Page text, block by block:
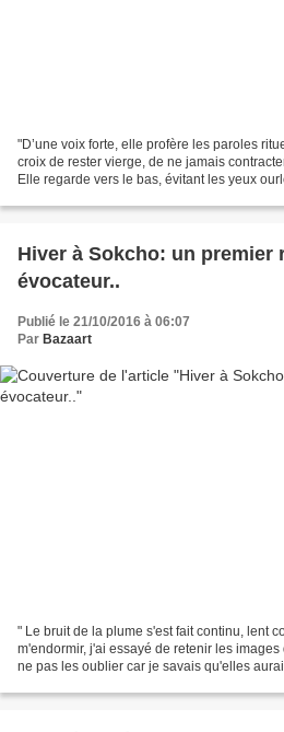
"D’une voix forte, elle profère les paroles
croix de rester vierge, de ne jamais
Elle regarde vers le bas, évitant les yeux
Hiver à Sokcho: un premier
évocateur..
Publié le 21/10/2016 à 06:07
Par Bazaart
" Le bruit de la plume s'est fait continu, lent
m'endormir, j'ai essayé de retenir les
ne pas les oublier car je savais qu'elles